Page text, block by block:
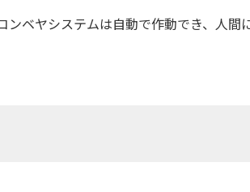
ンベヤシステムは自動で作動でき、人間